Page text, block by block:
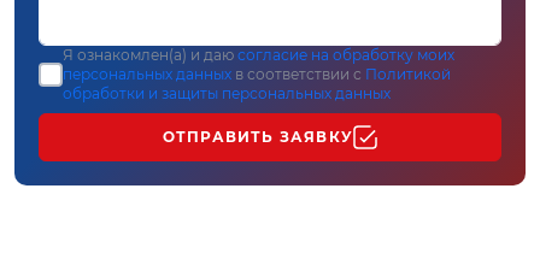
Я ознакомлен(а) и даю согласие на обработку моих
персональных данных в соответствии с Политикой
обработки и защиты персональных данных
ОТПРАВИТЬ ЗАЯВКУ